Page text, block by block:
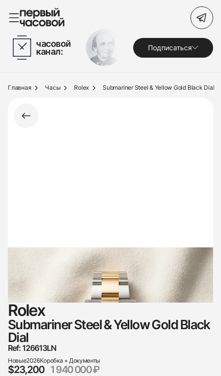
Часы
Украшения
Под заказ
Поиск по сайту
часовой
канал: Подписаться
Главная Часы Rolex Submariner Steel & Yellow Gold Black Dial
Rolex
Submariner Steel & Yellow Gold Black
Dial
Ref: 126613LN
Новые2026Коробка + Документы
$23,200 1 940 000 ₽